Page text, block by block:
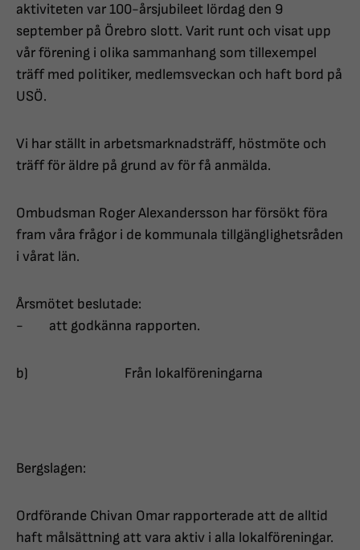
aktiviteten var 100-årsjubileet lördag den 9
september på Örebro slott. Varit runt och visat upp
vår förening i olika sammanhang som tillexempel
träff med politiker, medlemsveckan och haft bord på
USÖ.
Vi har ställt in arbetsmarknadsträff, höstmöte och
träff för äldre på grund av för få anmälda.
Ombudsman Roger Alexandersson har försökt föra
fram våra frågor i de kommunala tillgänglighetsråden
i vårat län.
Årsmötet beslutade:
- att godkänna rapporten.
b) Från lokalföreningarna
Bergslagen:
Ordförande Chivan Omar rapporterade att de alltid
haft målsättning att vara aktiv i alla lokalföreningar.